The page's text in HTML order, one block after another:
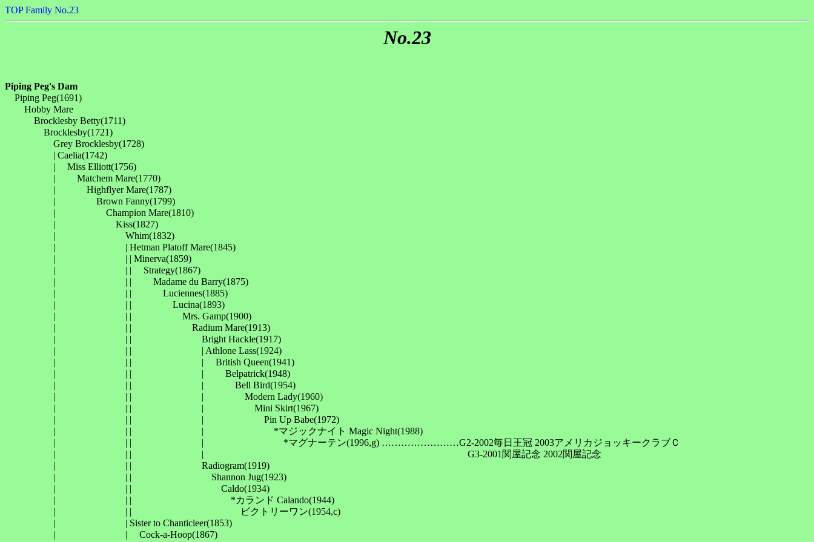
TOP Family No.23
No.23
Piping Peg's Dam
Piping Peg(1691)
Hobby Mare
Brocklesby Betty(1711)
Brocklesby(1721)
Grey Brocklesby(1728)
| Caelia(1742)
| 　Miss Elliott(1756)
| 　　Matchem Mare(1770)
| 　　　Highflyer Mare(1787)
| 　　　　Brown Fanny(1799)
| 　　　　　Champion Mare(1810)
| 　　　　　　Kiss(1827)
| 　　　　　　　Whim(1832)
| 　　　　　　　| Hetman Platoff Mare(1845)
| 　　　　　　　| | Minerva(1859)
| 　　　　　　　| | 　Strategy(1867)
| 　　　　　　　| | 　　Madame du Barry(1875)
| 　　　　　　　| | 　　　Luciennes(1885)
| 　　　　　　　| | 　　　　Lucina(1893)
| 　　　　　　　| | 　　　　　Mrs. Gamp(1900)
| 　　　　　　　| | 　　　　　　Radium Mare(1913)
| 　　　　　　　| | 　　　　　　　Bright Hackle(1917)
| 　　　　　　　| | 　　　　　　　| Athlone Lass(1924)
| 　　　　　　　| | 　　　　　　　| 　British Queen(1941)
| 　　　　　　　| | 　　　　　　　| 　　Belpatrick(1948)
| 　　　　　　　| | 　　　　　　　| 　　　Bell Bird(1954)
| 　　　　　　　| | 　　　　　　　| 　　　　Modern Lady(1960)
| 　　　　　　　| | 　　　　　　　| 　　　　　Mini Skirt(1967)
| 　　　　　　　| | 　　　　　　　| 　　　　　　Pin Up Babe(1972)
| 　　　　　　　| | 　　　　　　　| 　　　　　　　*マジックナイト Magic Night(1988)
| 　　　　　　　| | 　　　　　　　| 　　　　　　　　*マグナーテン(1996,g) ……………………G2-2002毎日王冠 2003アメリカジョッキークラブＣ
| 　　　　　　　| | 　　　　　　　| 　　　　　　　　　　　　　　　　　　　　　　　　　　　G3-2001関屋記念 2002関屋記念
| 　　　　　　　| | 　　　　　　　Radiogram(1919)
| 　　　　　　　| | 　　　　　　　　Shannon Jug(1923)
| 　　　　　　　| | 　　　　　　　　　Caldo(1934)
| 　　　　　　　| | 　　　　　　　　　　*カランド Calando(1944)
| 　　　　　　　| | 　　　　　　　　　　　ビクトリーワン(1954,c)
| 　　　　　　　| Sister to Chanticleer(1853)
| 　　　　　　　| 　Cock-a-Hoop(1867)